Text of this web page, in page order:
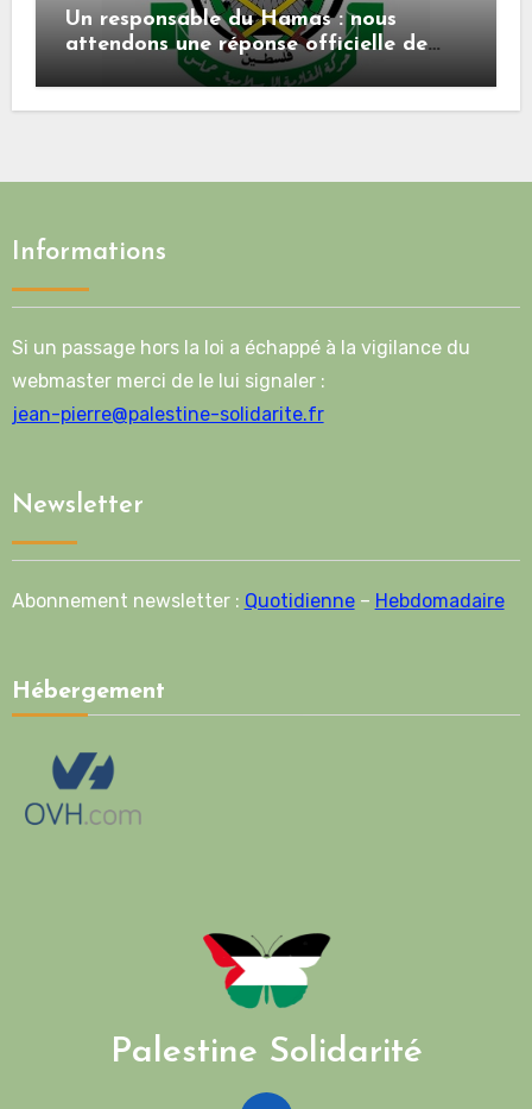
Un responsable du Hamas : nous
attendons une réponse officielle de
Mladenov concernant la feuille de
route de la deuxième phase de l’accord
Informations
Si un passage hors la loi a échappé à la vigilance du
webmaster merci de le lui signaler :
jean-pierre@palestine-solidarite.fr
Newsletter
Abonnement newsletter : Quotidienne– Hebdomadaire
Hébergement
Palestine Solidarité